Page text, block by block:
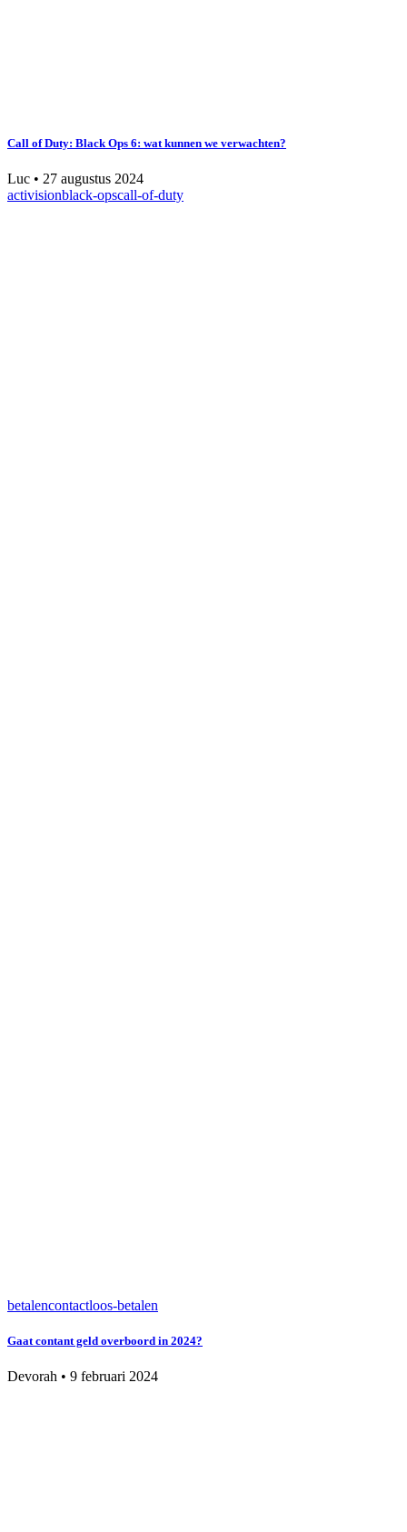
Call of Duty: Black Ops 6: wat kunnen we verwachten?
Luc • 27 augustus 2024
activisionblack-opscall-of-duty
betalencontactloos-betalen
Gaat contant geld overboord in 2024?
Devorah • 9 februari 2024